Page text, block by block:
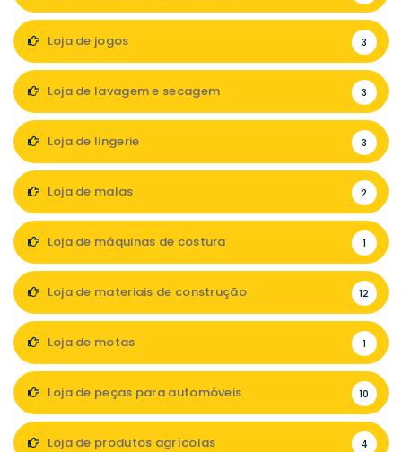
Loja de jogos 3
Loja de lavagem e secagem 3
Loja de lingerie 3
Loja de malas 2
Loja de máquinas de costura 1
Loja de materiais de construção 12
Loja de motas 1
Loja de peças para automóveis 10
Loja de produtos agrícolas 4